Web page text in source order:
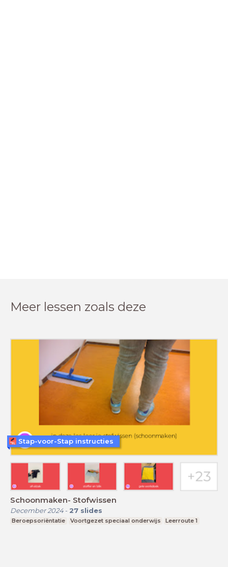
Meer lessen zoals deze
Schoonmaken- Stofwissen
December 2024- 27 slides
Beroepsoriëntatie Voortgezet speciaal onderwijs Leerroute 1
Stap-voor-Stap instructies